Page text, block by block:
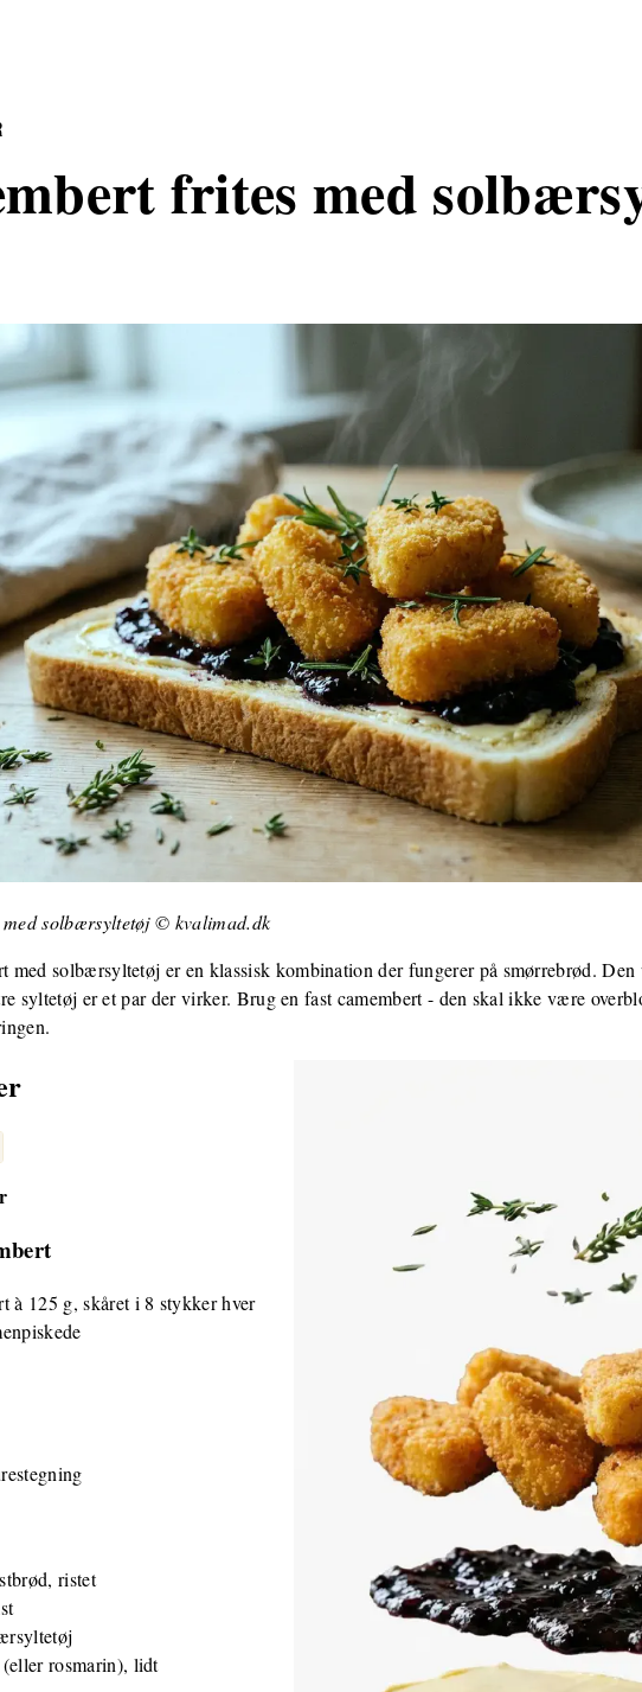
frites med
med solbærsyltetøj © kvalimad.dk
med solbærsyltetøj er en klassisk kombination der fungerer på smørrebrød.
syltetøj er et par der virker. Brug en fast camembert - den skal ikke være
à 125 g, skåret i 8 stykker hver
ristet
rosmarin), lidt